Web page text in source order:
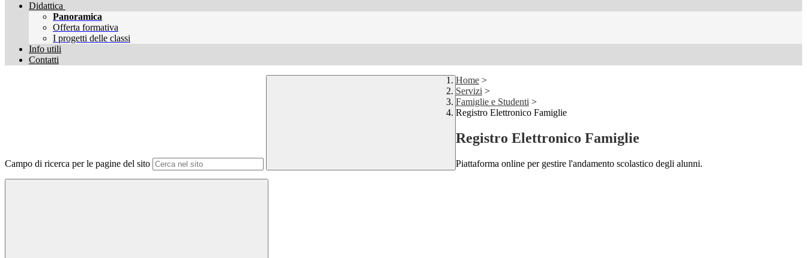
Didattica
Panoramica
Offerta formativa
I progetti delle classi
Info utili
Contatti
Campo di ricerca per le pagine del sito
Home >
Servizi >
Famiglie e Studenti >
Registro Elettronico Famiglie
Registro Elettronico Famiglie
Piattaforma online per gestire l'andamento scolastico degli alunni.